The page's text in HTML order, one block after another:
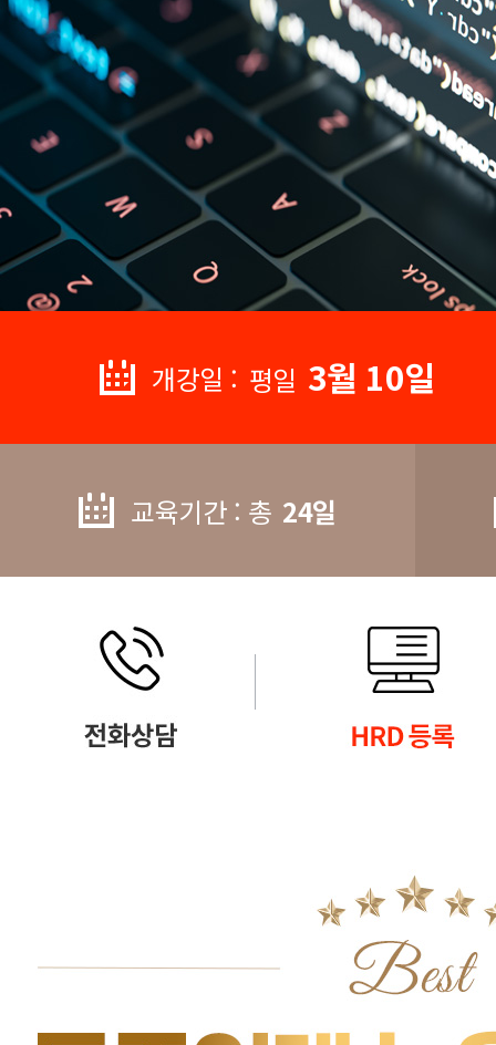
개강일 : 평일 3월 10일
교육기간 : 총 24일